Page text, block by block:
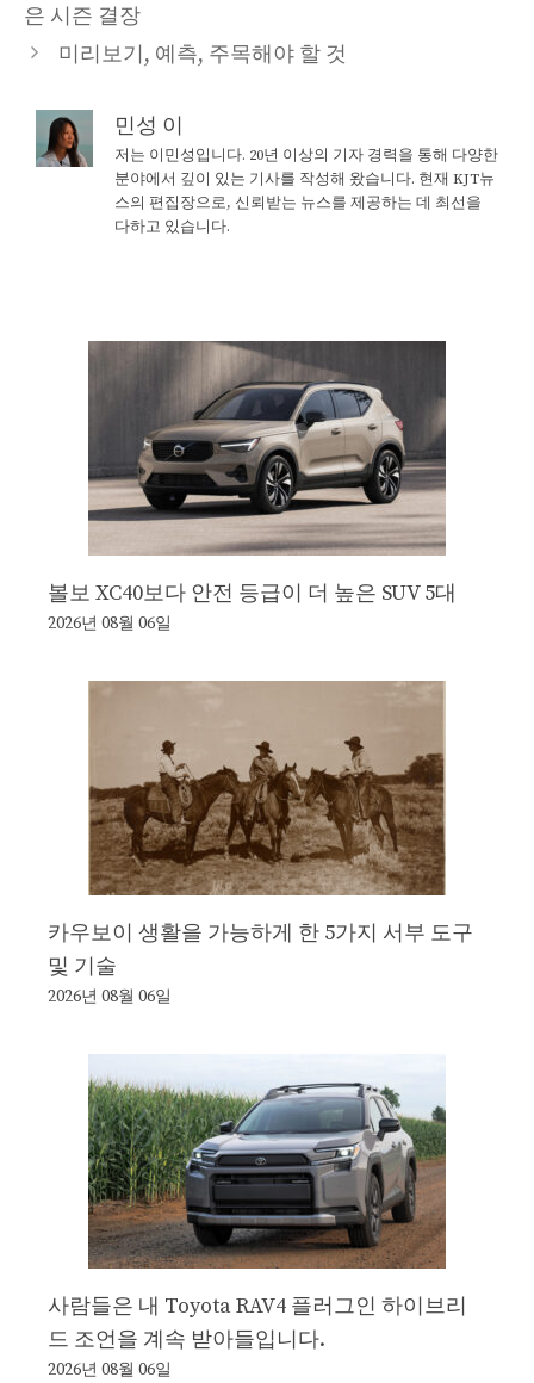
은 시즌 결장
미리보기, 예측, 주목해야 할 것
민성 이
저는 이민성입니다. 20년 이상의 기자 경력을 통해 다양한
분야에서 깊이 있는 기사를 작성해 왔습니다. 현재 KJT뉴
스의 편집장으로, 신뢰받는 뉴스를 제공하는 데 최선을
다하고 있습니다.
볼보 XC40보다 안전 등급이 더 높은 SUV 5대
2026년 08월 06일
카우보이 생활을 가능하게 한 5가지 서부 도구
및 기술
2026년 08월 06일
사람들은 내 Toyota RAV4 플러그인 하이브리
드 조언을 계속 받아들입니다.
2026년 08월 06일